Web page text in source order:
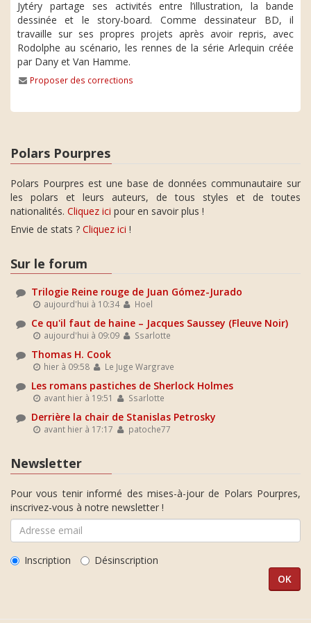
Jytéry partage ses activités entre l’illustration, la bande
dessinée et le story-board. Comme dessinateur BD, il
travaille sur ses propres projets après avoir repris, avec
Rodolphe au scénario, les rennes de la série Arlequin créée
par Dany et Van Hamme.
Proposer des corrections
Polars Pourpres
Polars Pourpres est une base de données communautaire sur
les polars et leurs auteurs, de tous styles et de toutes
nationalités. Cliquez ici pour en savoir plus !
Envie de stats ? Cliquez ici !
Sur le forum
Trilogie Reine rouge de Juan Gómez-Jurado
aujourd'hui à 10:34 Hoel
Ce qu'il faut de haine – Jacques Saussey (Fleuve Noir)
aujourd'hui à 09:09 Ssarlotte
Thomas H. Cook
hier à 09:58 Le Juge Wargrave
Les romans pastiches de Sherlock Holmes
avant hier à 19:51 Ssarlotte
Derrière la chair de Stanislas Petrosky
avant hier à 17:17 patoche77
Newsletter
Pour vous tenir informé des mises-à-jour de Polars Pourpres,
inscrivez-vous à notre newsletter !
Inscription Désinscription